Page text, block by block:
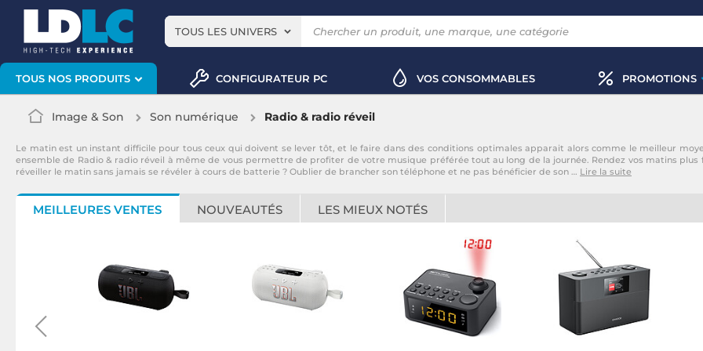
TOUS LES UNIVERS
TOUS NOS PRODUITS CONFIGURATEUR PC VOS CONSOMMABLES PROMOTIONS
Image & Son Son numérique Radio & radio réveil
Le matin est un instant difficile pour tous ceux qui doivent se lever tôt, et le faire dans des conditions optimales apparait alors comme le meilleur
ensemble de Radio & radio réveil à même de vous permettre de profiter de votre musique préférée tout au long de la journée. Rendez vos matins
réveiller le matin sans jamais se révéler à cours de batterie ? Oublier de brancher son téléphone et ne pas bénéficier de son … Lire la suite
MEILLEURES VENTES NOUVEAUTÉS LES MIEUX NOTÉS